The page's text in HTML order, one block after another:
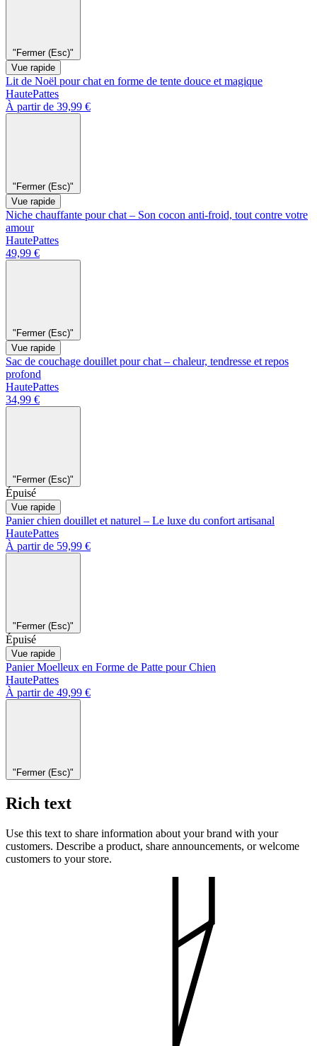
"Fermer (Esc)"
Vue rapide
Lit de Noël pour chat en forme de tente douce et magique
HautePattes
À partir de 39,99 €
"Fermer (Esc)"
Vue rapide
Niche chauffante pour chat – Son cocon anti-froid, tout contre votre
amour
HautePattes
49,99 €
"Fermer (Esc)"
Vue rapide
Sac de couchage douillet pour chat – chaleur, tendresse et repos
profond
HautePattes
34,99 €
"Fermer (Esc)"
Épuisé
Vue rapide
Panier chien douillet et naturel – Le luxe du confort artisanal
HautePattes
À partir de 59,99 €
"Fermer (Esc)"
Épuisé
Vue rapide
Panier Moelleux en Forme de Patte pour Chien
HautePattes
À partir de 49,99 €
"Fermer (Esc)"
Rich text
Use this text to share information about your brand with your
customers. Describe a product, share announcements, or welcome
customers to your store.